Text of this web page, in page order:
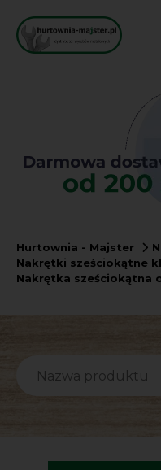
Hurtownia - Majster
Nakrętki sześciokątne
Nakrętka sześciokątna